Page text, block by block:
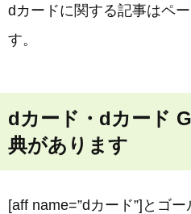
dカードに関する記事はペ
す。
dカード・dカード
典があります
[aff name=”dカード”]とゴ